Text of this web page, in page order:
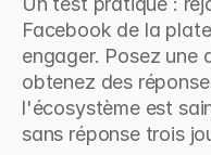
Facebook de la
engager. Posez une
obtenez des
l'écosystème est
sans réponse trois